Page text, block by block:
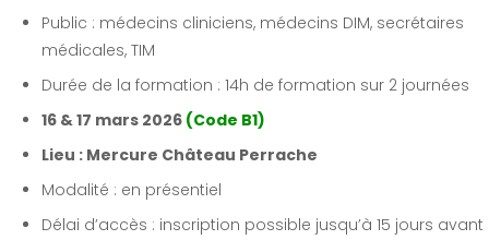
Public : médecins cliniciens, médecins DIM, secrétaires
médicales, TIM
Durée de la formation : 14h de formation sur 2 journées
16 & 17 mars 2026 (Code B1)
Lieu : Mercure Château Perrache
Modalité : en présentiel
Délai d’accès : inscription possible jusqu’à 15 jours avant